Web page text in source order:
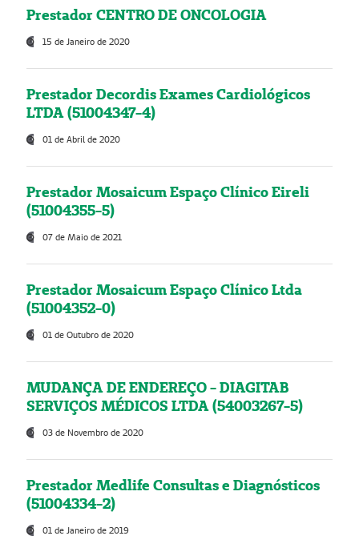
Prestador CENTRO DE ONCOLOGIA
15 de Janeiro de 2020
Prestador Decordis Exames Cardiológicos
LTDA (51004347-4)
01 de Abril de 2020
Prestador Mosaicum Espaço Clínico Eireli
(51004355-5)
07 de Maio de 2021
Prestador Mosaicum Espaço Clínico Ltda
(51004352-0)
01 de Outubro de 2020
MUDANÇA DE ENDEREÇO - DIAGITAB
SERVIÇOS MÉDICOS LTDA (54003267-5)
03 de Novembro de 2020
Prestador Medlife Consultas e Diagnósticos
(51004334-2)
01 de Janeiro de 2019